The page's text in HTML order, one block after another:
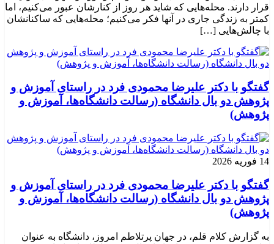
قرار دارند. محله‌هایی که شاید هر روز از کنارشان عبور می‌کنیم، اما
کمتر به زندگی جاری در آنها فکر می‌کنیم؛ محله‌هایی که ساکنانشان
با چالش‌هایی […]
گفتگو با دکتر علیرضا محمودی فرد در راستای آموزش و
پژوهش دو بال دانشگاه (رسالت دانشگاه‌ها، آموزش و
پژوهش)
14 فوریه 2026
گفتگو با دکتر علیرضا محمودی فرد در راستای آموزش و
پژوهش دو بال دانشگاه (رسالت دانشگاه‌ها، آموزش و
پژوهش)
به گزارش کلام قلم، در جهان پرتلاطم امروز، دانشگاه به عنوان